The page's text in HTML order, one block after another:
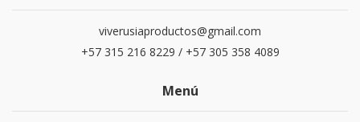
viverusiaproductos@gmail.com
+57 315 216 8229 / +57 305 358 4089
Menú